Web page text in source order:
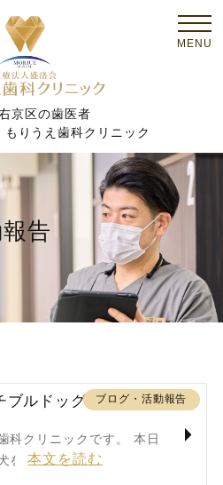
京区の歯医者
りうえ歯科クリニック
告
ブルドッグ
科クリニックです。 本日
を紹介…
ブログ・活動報告